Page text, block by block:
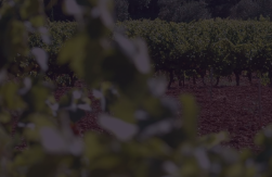
All appellations
Coteaux d'Aix-en-Provence
Coteaux Varois en Provence